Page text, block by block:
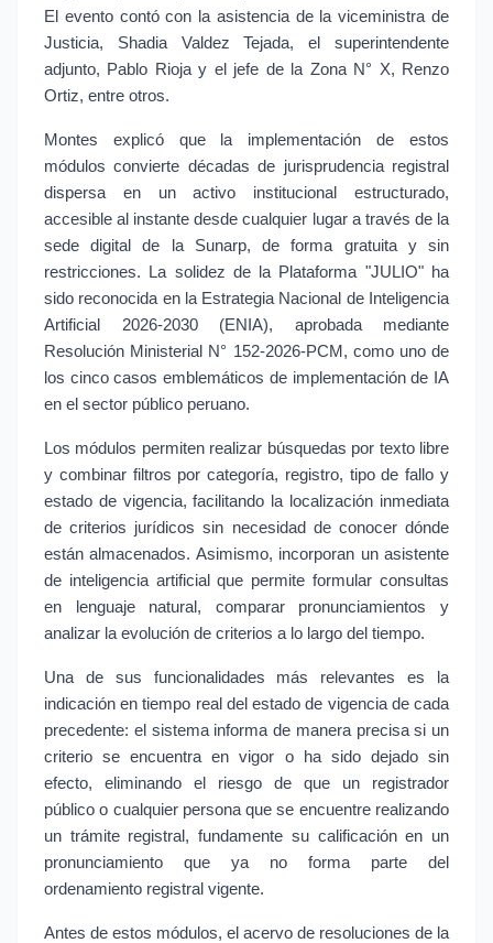
El evento contó con la asistencia de la viceministra de
Justicia, Shadia Valdez Tejada, el superintendente
adjunto, Pablo Rioja y el jefe de la Zona N° X, Renzo
Ortiz, entre otros.
Montes explicó que la implementación de estos
módulos convierte décadas de jurisprudencia registral
dispersa en un activo institucional estructurado,
accesible al instante desde cualquier lugar a través de la
sede digital de la Sunarp, de forma gratuita y sin
restricciones. La solidez de la Plataforma "JULIO" ha
sido reconocida en la Estrategia Nacional de Inteligencia
Artificial 2026-2030 (ENIA), aprobada mediante
Resolución Ministerial N° 152-2026-PCM, como uno de
los cinco casos emblemáticos de implementación de IA
en el sector público peruano.
Los módulos permiten realizar búsquedas por texto libre
y combinar filtros por categoría, registro, tipo de fallo y
estado de vigencia, facilitando la localización inmediata
de criterios jurídicos sin necesidad de conocer dónde
están almacenados. Asimismo, incorporan un asistente
de inteligencia artificial que permite formular consultas
en lenguaje natural, comparar pronunciamientos y
analizar la evolución de criterios a lo largo del tiempo.
Una de sus funcionalidades más relevantes es la
indicación en tiempo real del estado de vigencia de cada
precedente: el sistema informa de manera precisa si un
criterio se encuentra en vigor o ha sido dejado sin
efecto, eliminando el riesgo de que un registrador
público o cualquier persona que se encuentre realizando
un trámite registral, fundamente su calificación en un
pronunciamiento que ya no forma parte del
ordenamiento registral vigente.
Antes de estos módulos, el acervo de resoluciones de la